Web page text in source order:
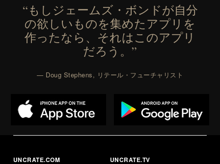
“もしジェームズ・ボンドが自分
の欲しいものを集めたアプリを
作ったなら、それはこのアプリ
だろう。”
— Doug Stephens, リテール・フューチャリスト
UNCRATE.COM UNCRATE.TV